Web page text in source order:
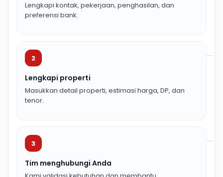
Lengkapi kontak, pekerjaan, penghasilan, dan
preferensi bank.
2
Lengkapi properti
Masukkan detail properti, estimasi harga, DP, dan
tenor.
3
Tim menghubungi Anda